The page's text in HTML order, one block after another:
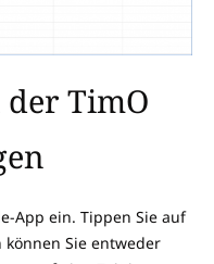
TimO
App ein. Tippen Sie auf
können Sie entweder